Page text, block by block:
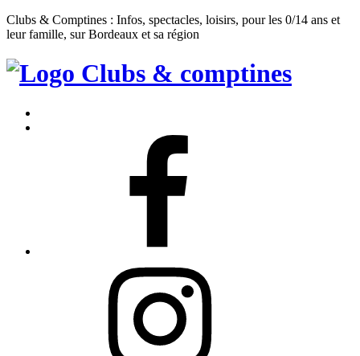
Clubs & Comptines : Infos, spectacles, loisirs, pour les 0/14 ans et
leur famille, sur Bordeaux et sa région
Clubs
Comptines